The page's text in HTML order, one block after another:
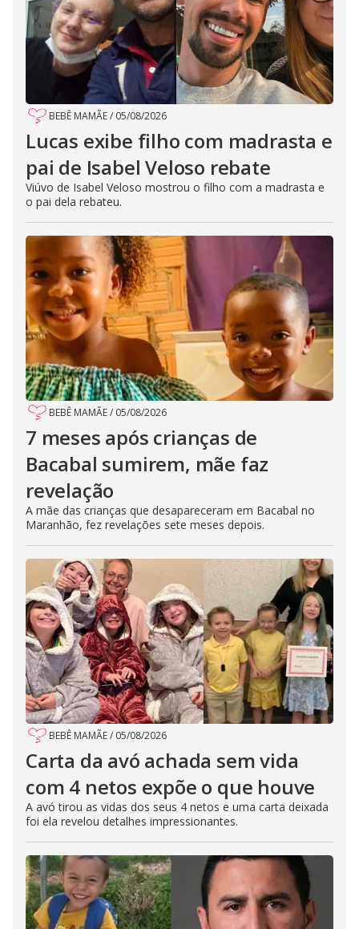
BEBÊ MAMÃE/ 05/08/2026
Lucas exibe filho com madrasta e
pai de Isabel Veloso rebate
Viúvo de Isabel Veloso mostrou o filho com a madrasta e
o pai dela rebateu.
BEBÊ MAMÃE/ 05/08/2026
7 meses após crianças de
Bacabal sumirem, mãe faz
revelação
A mãe das crianças que desapareceram em Bacabal no
Maranhão, fez revelações sete meses depois.
BEBÊ MAMÃE/ 05/08/2026
Carta da avó achada sem vida
com 4 netos expõe o que houve
A avó tirou as vidas dos seus 4 netos e uma carta deixada
foi ela revelou detalhes impressionantes.